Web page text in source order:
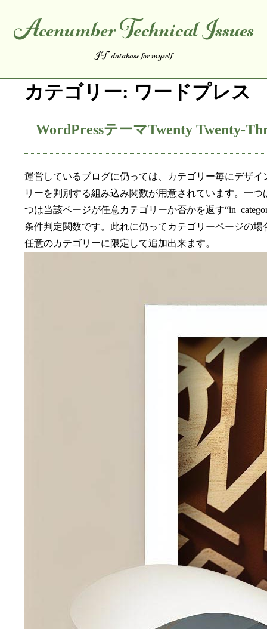
Acenumber Technical Issues
IT database for myself
カテゴリー: ワードプレス
WordPressテーマTwenty Twenty-
運営しているブログに仍っては、カテゴリー毎にデザ
リーを判別する組み込み関数が用意されています。一
つは当該ページが任意カテゴリーか否かを返す
条件判定関数です。此れに仍ってカテゴリーページの
任意のカテゴリーに限定して追加出来ます。